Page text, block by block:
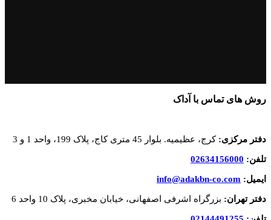
روش های تماس با آداک
دفتر مرکزی: کرج، عظیمیه. بلوار 45 متری کاج، پلاک 199، واحد 1 و 3
تلفن: 02634156000
ایمیل: info@adakbn-co.com
دفتر تهران: بزرگراه اشرفی اصفهانی، خیابان مخبری، پلاک 10 واحد 6